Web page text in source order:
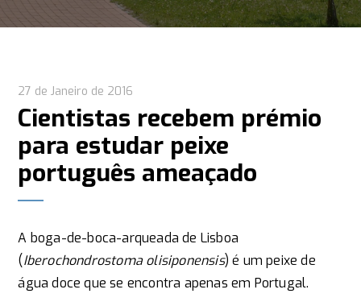
27 de Janeiro de 2016
Cientistas recebem prémio
para estudar peixe
português ameaçado
A boga-de-boca-arqueada de Lisboa
(Iberochondrostoma olisiponensis) é um peixe de
água doce que se encontra apenas em Portugal.